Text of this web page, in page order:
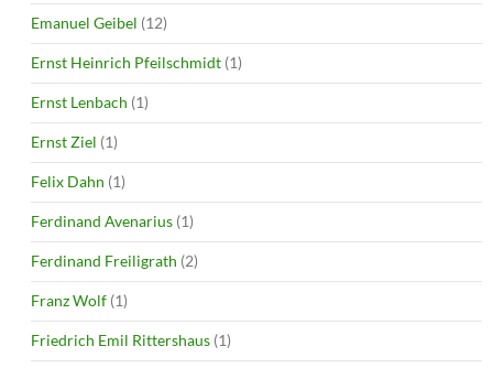
Emanuel Geibel (12)
Ernst Heinrich Pfeilschmidt (1)
Ernst Lenbach (1)
Ernst Ziel (1)
Felix Dahn (1)
Ferdinand Avenarius (1)
Ferdinand Freiligrath (2)
Franz Wolf (1)
Friedrich Emil Rittershaus (1)